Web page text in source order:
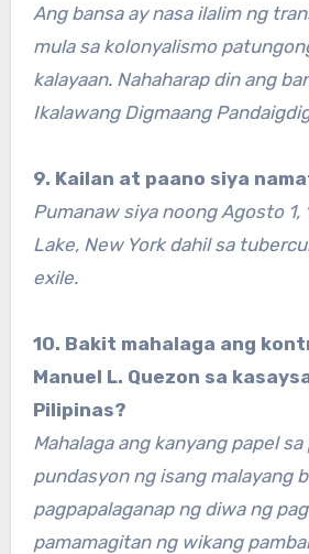
Ang bansa ay nasa ilalim ng
mula sa kolonyalismo
kalayaan. Nahaharap din ang
Ikalawang Digmaang
9. Kailan at paano siya
Pumanaw siya noong Agosto 1,
Lake, New York dahil sa
exile.
10. Bakit mahalaga ang
Manuel L. Quezon sa
Pilipinas?
Mahalaga ang kanyang papel
pundasyon ng isang malayang
pagpapalaganap ng diwa ng
pamamagitan ng wikang